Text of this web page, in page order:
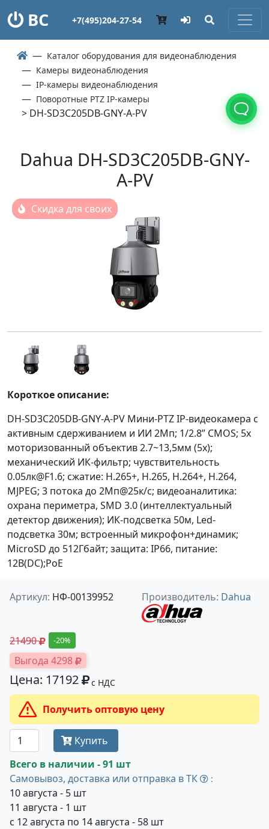
ВС +7(495)204-27-54
Каталог оборудования для видеонаблюдения
Камеры видеонаблюдения
IP-камеры видеонаблюдения
Поворотные PTZ IP-камеры
> DH-SD3C205DB-GNY-A-PV
Dahua DH-SD3C205DB-GNY-
A-PV
Скидка для своих
Короткое описание:
DH-SD3C205DB-GNY-A-PV Мини-PTZ IP-видеокамера с
активным сдерживанием и ИИ 2Мп; 1/2.8” CMOS; 5x
моторизованный объектив 2.7~13,5мм (5x);
механический ИК-фильтр; чувствительность
0.05лк@F1.6; сжатие: H.265+, H.265, H.264+, H.264,
MJPEG; 3 потока до 2Мп@25к/с; видеоаналитика:
охрана периметра, SMD 3.0 (интеллектуальный
детектор движения); ИК-подсветка 50м, Led-
подсветка 30м; встроенный микрофон+динамик;
MicroSD до 512Гбайт; защита: IP66, питание:
12В(DC);PoE
Артикул: НФ-00139952 Производитель: Dahua
21490 -20%
Выгода 4298
Цена: 17192 с НДС
Получить оптовую цену
Купить
Всего в наличии - 91 шт
Самовывоз, доставка или отправка в ТК
:
10 августа - 5 шт
11 августа - 1 шт
с 12 августа по 14 августа - 58 шт